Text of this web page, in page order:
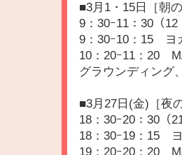
■3月1・15日［朝の
9：30ｰ11：30（12
9：30ｰ10：15 ヨ
10：20ｰ11：20
グラウンディング
■3月27日(金)［夜
18：30ｰ20：30（
18：30ｰ19：15
19：20ｰ20：20